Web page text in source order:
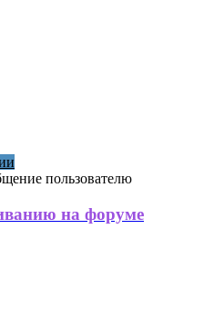
пользователю
на форуме